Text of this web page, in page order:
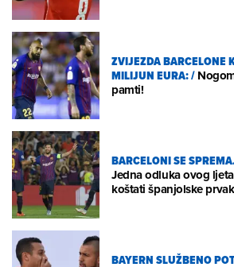
ZVIJEZDA BARCELONE
MILIJUN EURA:/
pamti!
BARCELONI SE
Jedna odluka ovog
koštati španjolske
BAYERN SLUŽBENO